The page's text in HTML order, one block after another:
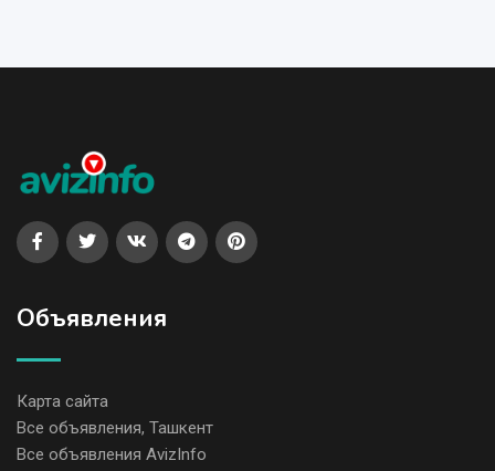
Объявления
Карта сайта
Все объявления, Ташкент
Все объявления AvizInfo